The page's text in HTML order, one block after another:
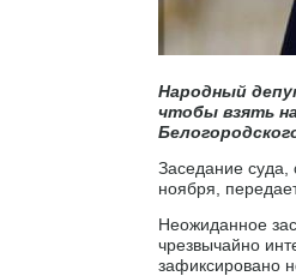
Народный
чтобы взять
Заседание суда,
ноября,
Неожиданное
чрезвычайно
зафиксировано